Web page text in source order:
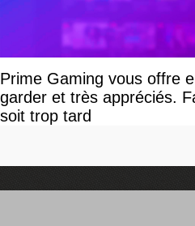
Prime Gaming vous offre
garder et très appréciés.
soit trop tard